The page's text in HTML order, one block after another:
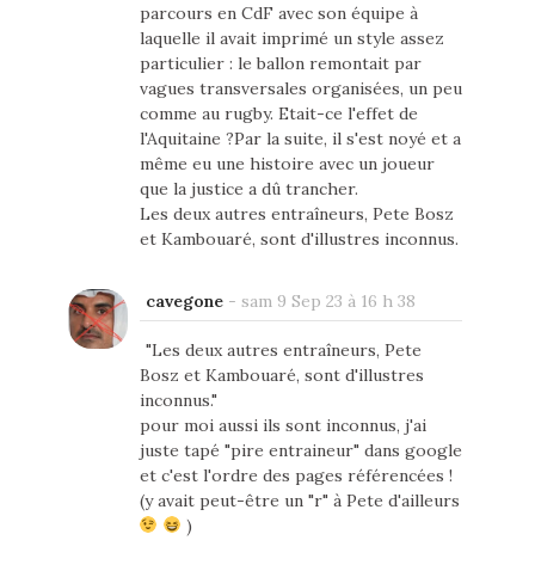
parcours en CdF avec son équipe à
laquelle il avait imprimé un style assez
particulier : le ballon remontait par
vagues transversales organisées, un peu
comme au rugby. Etait-ce l'effet de
l'Aquitaine ?Par la suite, il s'est noyé et a
même eu une histoire avec un joueur
que la justice a dû trancher.
Les deux autres entraîneurs, Pete Bosz
et Kambouaré, sont d'illustres inconnus.
cavegone- sam 9 Sep 23 à 16 h 38
"Les deux autres entraîneurs, Pete
Bosz et Kambouaré, sont d'illustres
inconnus."
pour moi aussi ils sont inconnus, j'ai
juste tapé "pire entraineur" dans google
et c'est l'ordre des pages référencées !
(y avait peut-être un "r" à Pete d'ailleurs
)